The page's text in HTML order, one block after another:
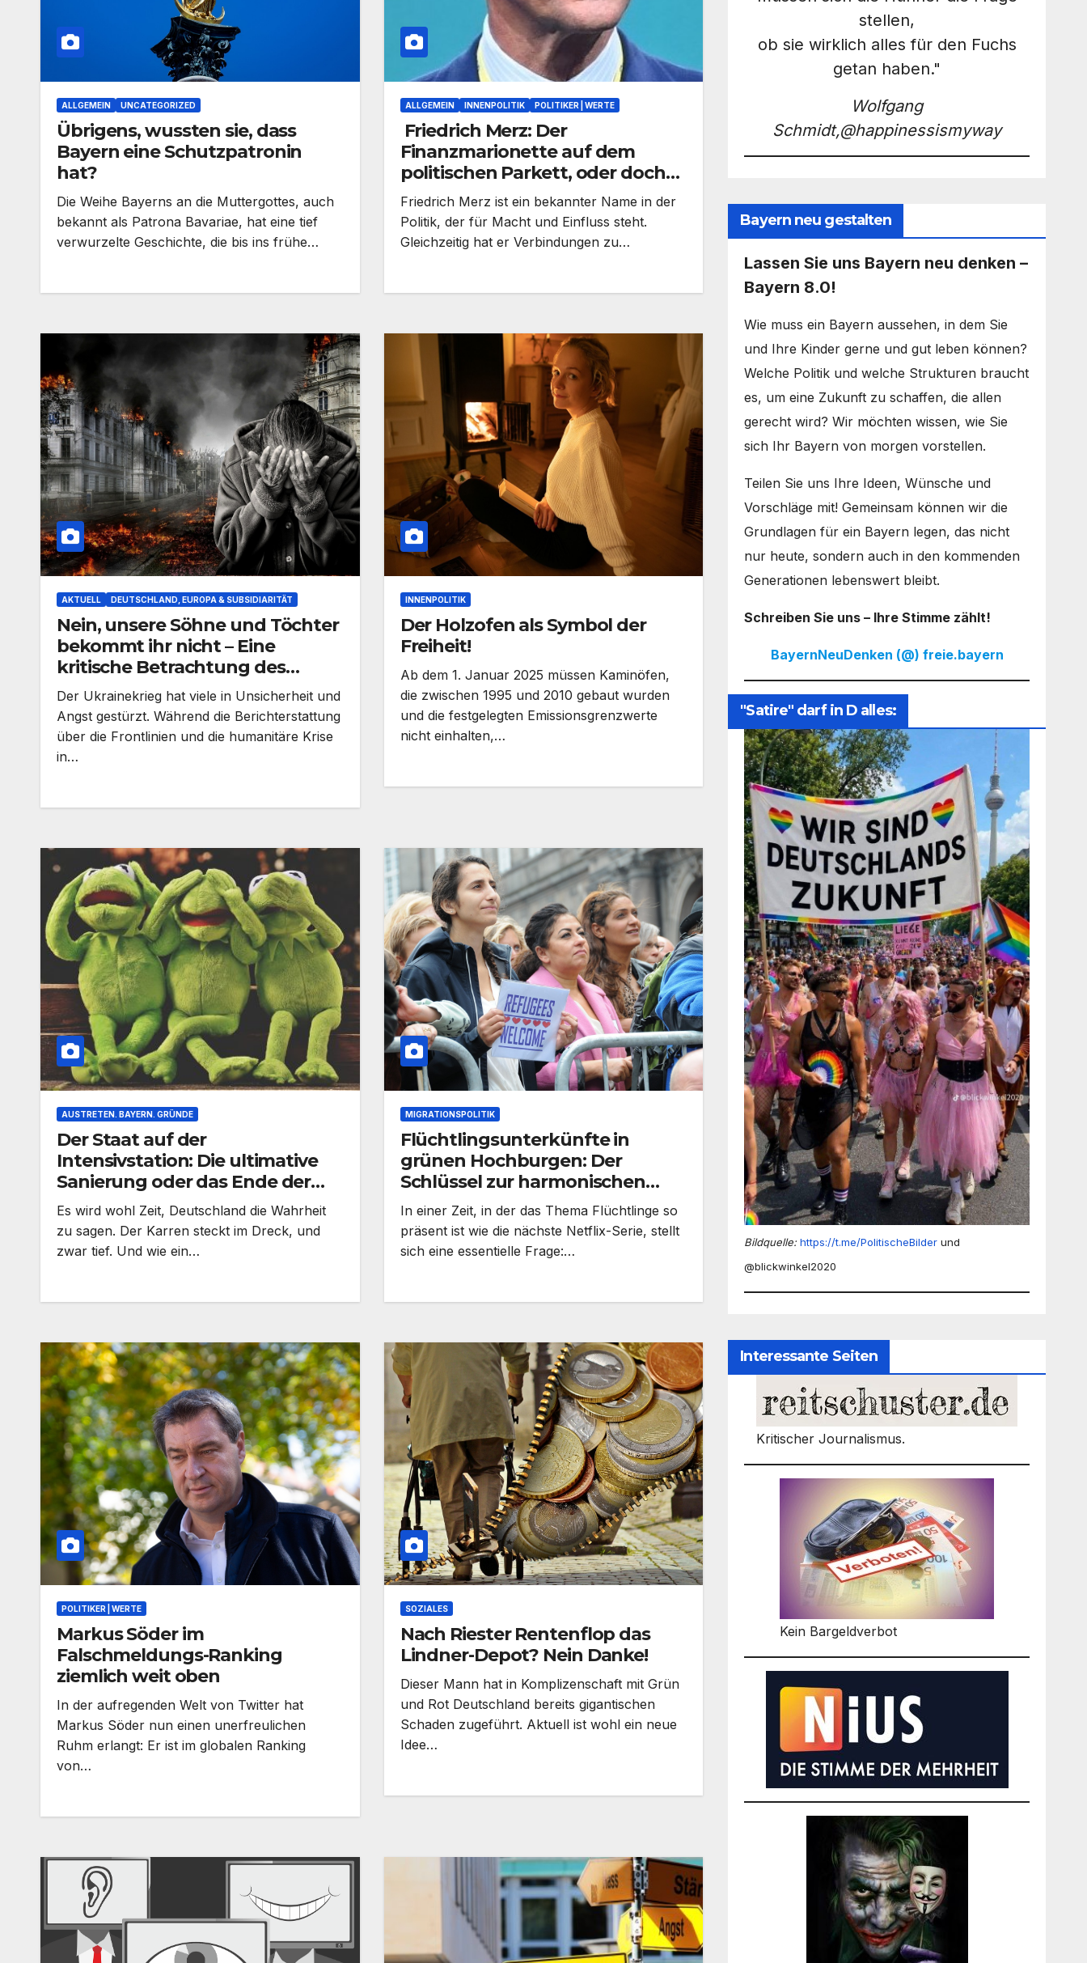
ALLGEMEIN UNCATEGORIZED
Übrigens, wussten sie, dass
Bayern eine Schutzpatronin
hat?
Die Weihe Bayerns an die Muttergottes, auch
bekannt als Patrona Bavariae, hat eine tief
verwurzelte Geschichte, die bis ins frühe…
ALLGEMEIN INNENPOLITIK POLITIKER | WERTE
Friedrich Merz: Der
Finanzmarionette auf dem
politischen Parkett, oder doch
umgekehrt?
Friedrich Merz ist ein bekannter Name in der
Politik, der für Macht und Einfluss steht.
Gleichzeitig hat er Verbindungen zu…
AKTUELL DEUTSCHLAND, EUROPA & SUBSIDIARITÄT
Nein, unsere Söhne und Töchter
bekommt ihr nicht – Eine
kritische Betrachtung des
Ukrainekriegs und des Einsatzes
deutscher Soldaten
Der Ukrainekrieg hat viele in Unsicherheit und
Angst gestürzt. Während die Berichterstattung
über die Frontlinien und die humanitäre Krise
in…
INNENPOLITIK
Der Holzofen als Symbol der
Freiheit!
Ab dem 1. Januar 2025 müssen Kaminöfen,
die zwischen 1995 und 2010 gebaut wurden
und die festgelegten Emissionsgrenzwerte
nicht einhalten,…
AUSTRETEN. BAYERN. GRÜNDE
Der Staat auf der
Intensivstation: Die ultimative
Sanierung oder das Ende der
Komfortzone?
Es wird wohl Zeit, Deutschland die Wahrheit
zu sagen. Der Karren steckt im Dreck, und
zwar tief. Und wie ein…
MIGRATIONSPOLITIK
Flüchtlingsunterkünfte in
grünen Hochburgen: Der
Schlüssel zur harmonischen
Integration?
In einer Zeit, in der das Thema Flüchtlinge so
präsent ist wie die nächste Netflix-Serie, stellt
sich eine essentielle Frage:…
POLITIKER | WERTE
Markus Söder im
Falschmeldungs-Ranking
ziemlich weit oben
In der aufregenden Welt von Twitter hat
Markus Söder nun einen unerfreulichen
Ruhm erlangt: Er ist im globalen Ranking
von…
SOZIALES
Nach Riester Rentenflop das
Lindner-Depot? Nein Danke!
Dieser Mann hat in Komplizenschaft mit Grün
und Rot Deutschland bereits gigantischen
Schaden zugeführt. Aktuell ist wohl ein neue
Idee…
stellen,
ob sie wirklich alles für den Fuchs
getan haben."
Wolfgang
Schmidt,@happinessismyway
Bayern neu gestalten
Lassen Sie uns Bayern neu denken –
Bayern 8.0!
Wie muss ein Bayern aussehen, in dem Sie
und Ihre Kinder gerne und gut leben können?
Welche Politik und welche Strukturen braucht
es, um eine Zukunft zu schaffen, die allen
gerecht wird? Wir möchten wissen, wie Sie
sich Ihr Bayern von morgen vorstellen.
Teilen Sie uns Ihre Ideen, Wünsche und
Vorschläge mit! Gemeinsam können wir die
Grundlagen für ein Bayern legen, das nicht
nur heute, sondern auch in den kommenden
Generationen lebenswert bleibt.
Schreiben Sie uns – Ihre Stimme zählt!
BayernNeuDenken (@) freie.bayern
"Satire" darf in D alles:
Bildquelle: https://t.me/PolitischeBilder und
@blickwinkel2020
Interessante Seiten
Kritischer Journalismus.
Kein Bargeldverbot